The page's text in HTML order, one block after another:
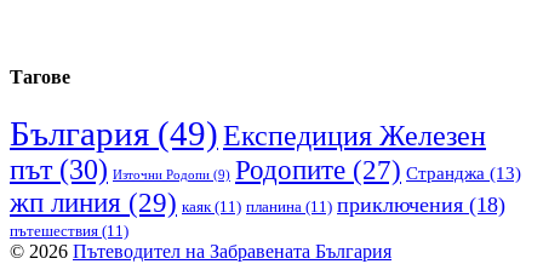
Тагове
България (49)Експедиция Железен
път(30) Източни Родопи (9) Родопите (27) Странджа (13)
жп линия (29) каяк(11) планина (11) приключения (18)
пътешествия (11)
© 2026 Пътеводител на Забравената България